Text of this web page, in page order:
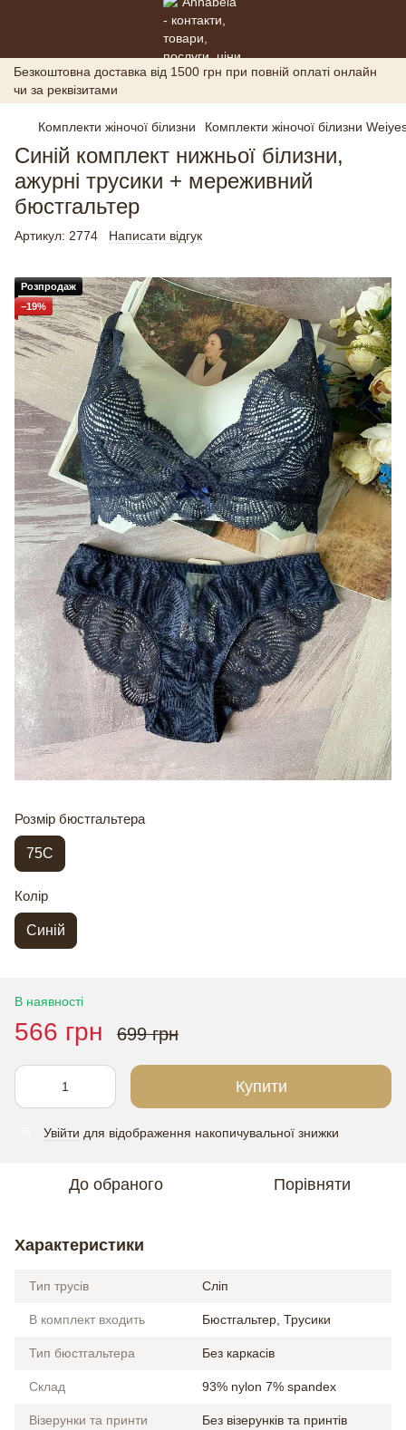
Безкоштовна доставка від 1500 грн при повній оплаті онлайн
чи за реквізитами
Комплекти жіночої білизни Комплекти жіночої білизни
Синій комплект нижньої білизни,
ажурні трусики + мереживний
бюстгальтер
Артикул: 2774 Написати відгук
Розпродаж
−19%
Розмір бюстгальтера
75C
Колір
Синій
В наявності
566 грн 699 грн
Купити
Увійти для відображення накопичувальної знижки
До обраного Порівняти
Характеристики
Тип трусів Сліп
В комплект входить Бюстгальтер, Трусики
Тип бюстгальтера Без каркасів
Склад 93% nylon 7% spandex
Візерунки та принти Без візерунків та принтів